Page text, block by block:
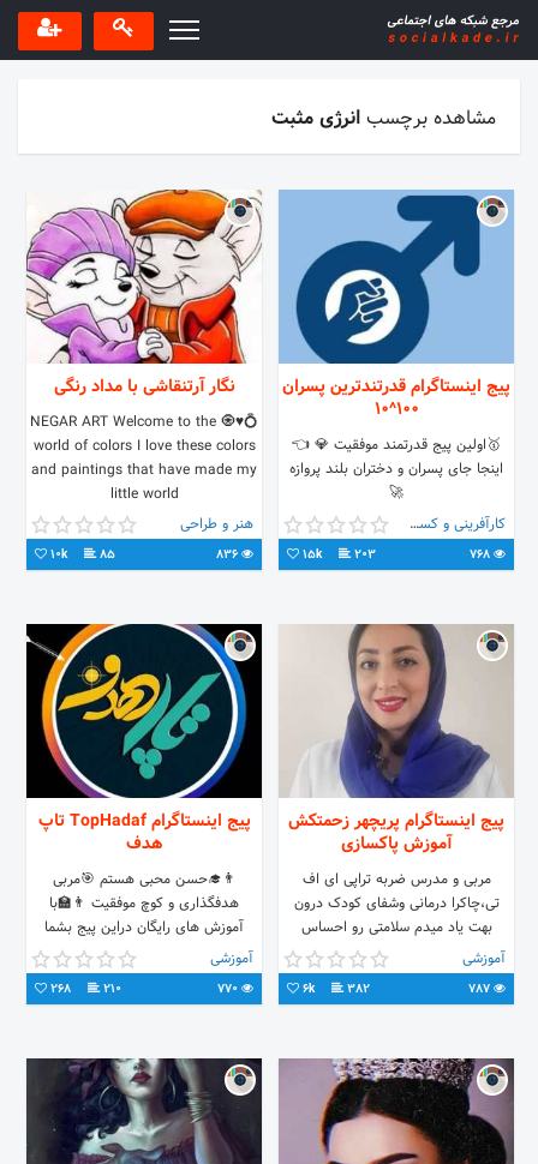
مشاهده برچسبانرژی مثبت
پیج اینستاگرام قدرتندترین پسران
100^10
🥇اولین پیج قدرتمند موفقیت 💎 👈
اینجا جای پسران و دختران بلند پروازه
🚀
کارآفرینی و کسب و کار
203
15k
نگار آرتنقاشی با مداد رنگی
💍♥️🧿 NEGAR ART Welcome to the
world of colors I love these colors
and paintings that have made my
little world
هنر و طراحی
85
10k
پیج اینستاگرام پریچهر زحمتکش
آموزش پاکسازی
مربی و مدرس ضربه تراپی ای اف
تی،چاکرا درمانی وشفای کودک درون
بهت یاد میدم سلامتی رو احساس
کنی♾ 🎁بیا و هدیه ات رو دریافت کن
👇👇👇
آموزشی
382
6k
پیج اینستاگرام TopHadaf تاپ
هدف
👨‍🎓حسن محبی هستم 🎯مربی
هدفگذاری و کوچ موفقیت 👨‍🏫با
آموزش های رایگان دراین پیج بشما
کمک می کنم تا به خواسته و اهداف
خویش دست یابید.
آموزشی
210
268